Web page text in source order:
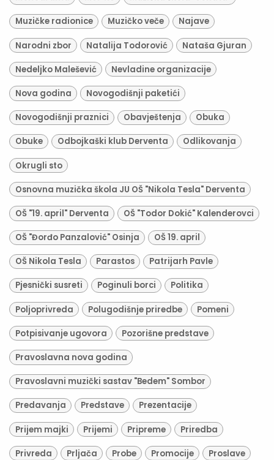
Muzičke radionice Muzičko veče Najave
Narodni zbor Natalija Todorović Nataša Gjuran
Nedeljko Malešević Nevladine organizacije
Nova godina Novogodišnji paketići
Novogodišnji praznici Obavještenja Obuka
Obuke Odbojkaški klub Derventa Odlikovanja
Okrugli sto
Osnovna muzička škola JU OŠ "Nikola Tesla" Derventa
OŠ "19. april" Derventa OŠ "Todor Dokić" Kalenderovci
OŠ "Đorđo Panzalović" Osinja OŠ 19. april
OŠ Nikola Tesla Parastos Patrijarh Pavle
Pjesnički susreti Poginuli borci Politika
Poljoprivreda Polugodišnje priredbe Pomeni
Potpisivanje ugovora Pozorišne predstave
Pravoslavna nova godina
Pravoslavni muzički sastav "Bedem" Sombor
Predavanja Predstave Prezentacije
Prijem majki Prijemi Pripreme Priredba
Privreda Prljača Probe Promocije Proslave